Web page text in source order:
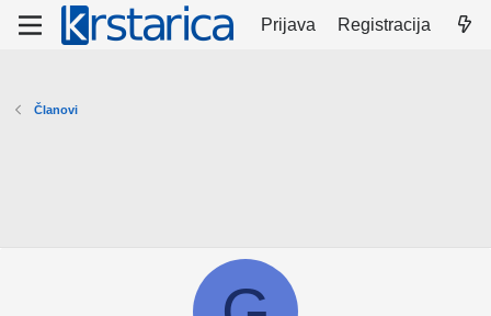
Prijava Registracija
Članovi